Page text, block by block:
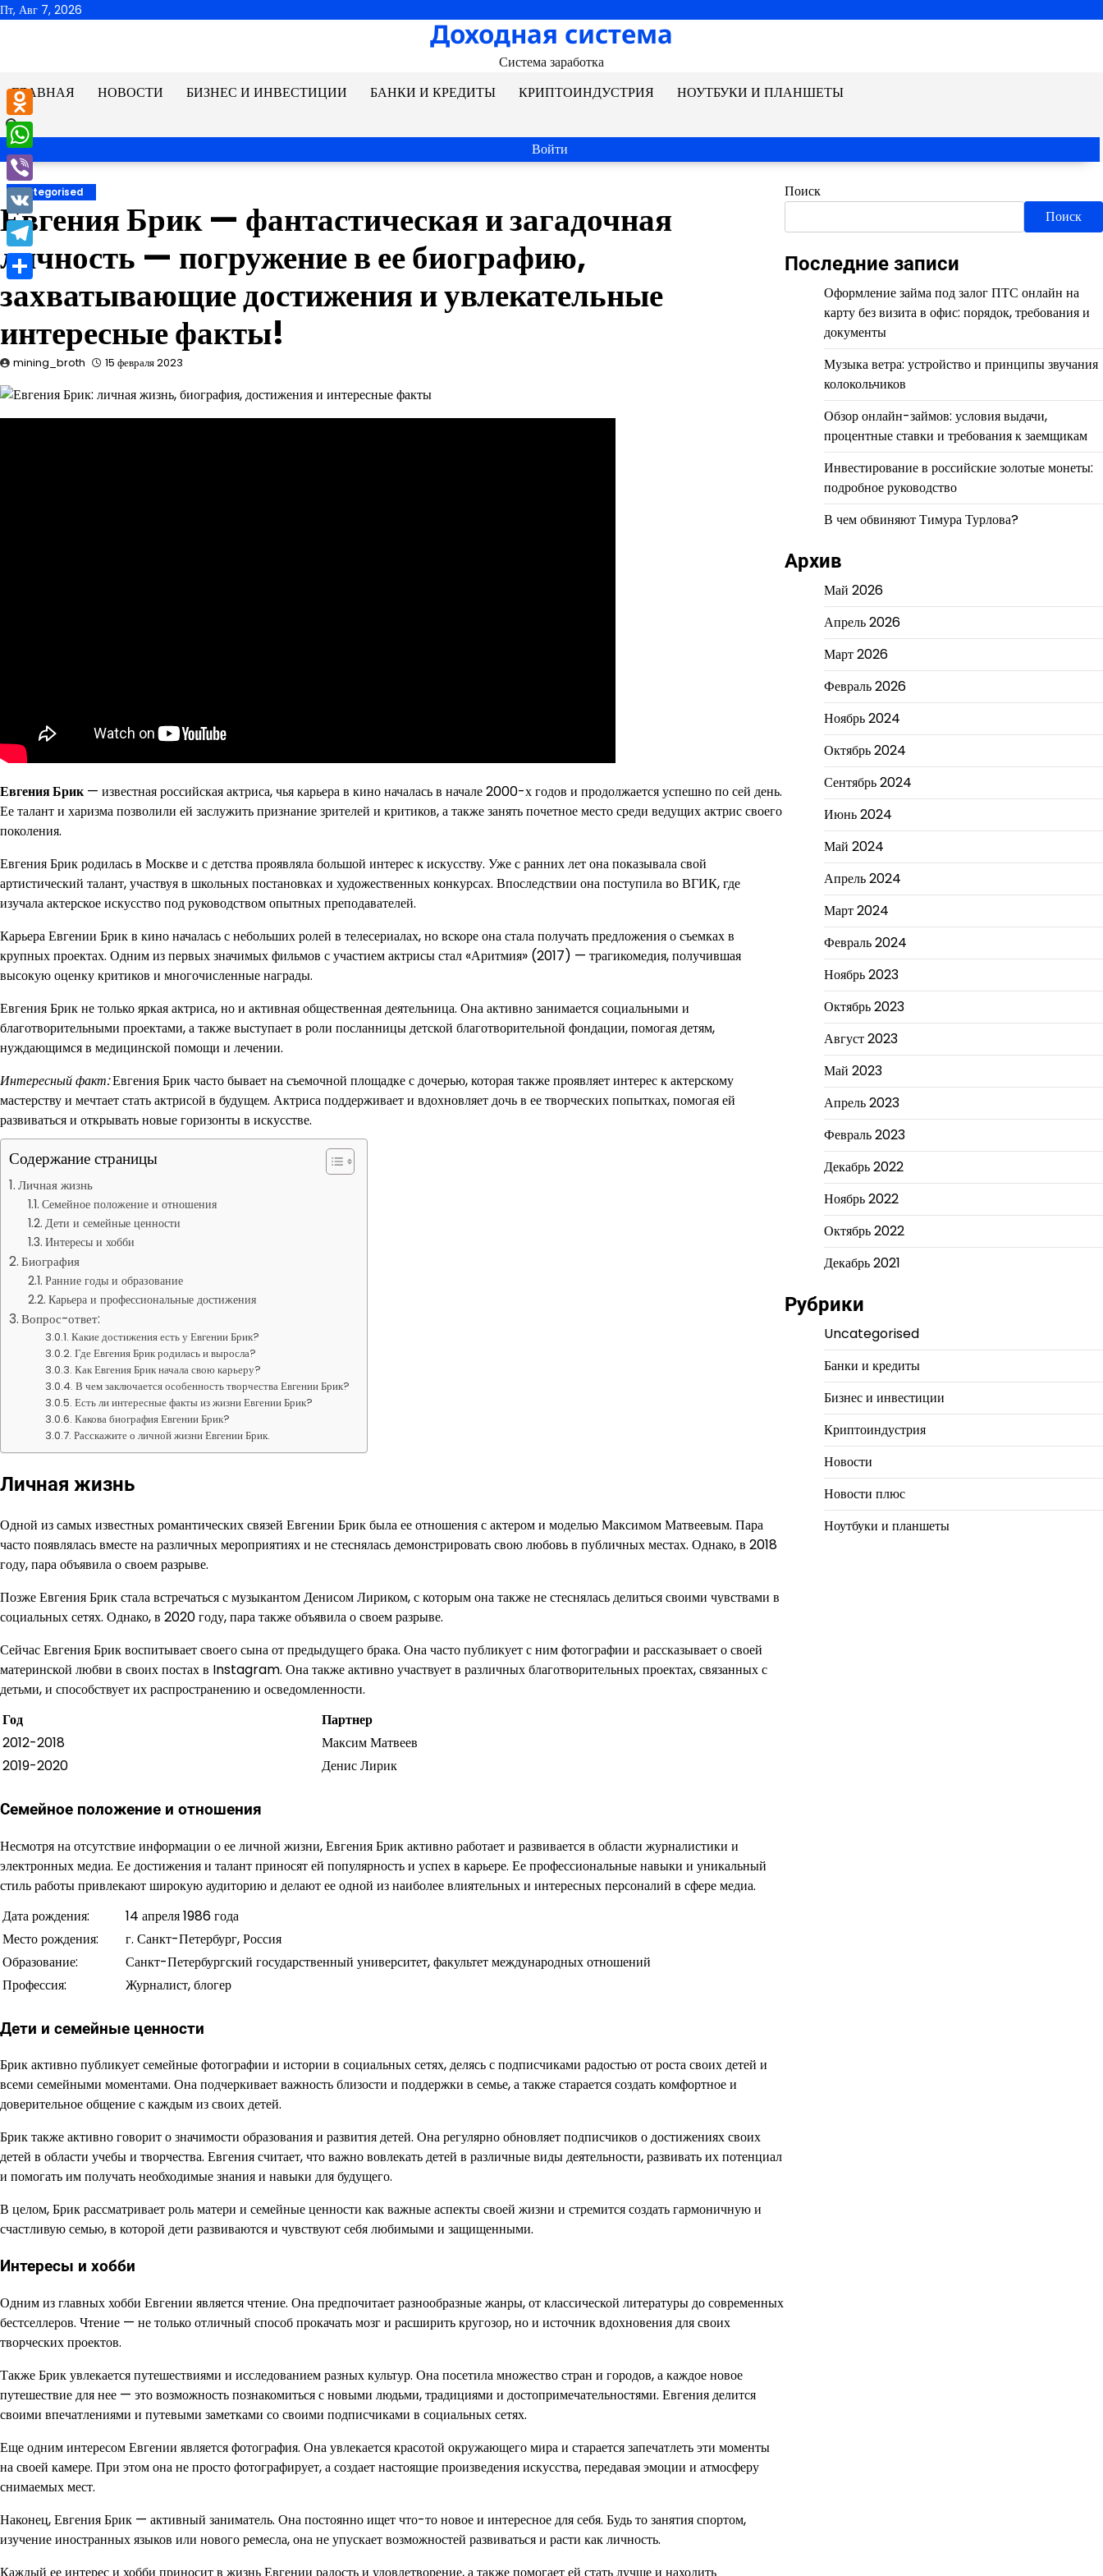
Перейти
Пт, Авг 7, 2026
Доходная система
Система заработка
ГЛАВНАЯ
НОВОСТИ БИЗНЕС И ИНВЕСТИЦИИ БАНКИ И КРЕДИТЫ КРИПТОИНДУСТРИЯ НОУТБУКИ И ПЛАНШЕТЫ
Войти
Uncategorised
Евгения Брик — фантастическая и загадочная
личность — погружение в ее биографию,
захватывающие достижения и увлекательные
интересные факты!
mining_broth 15 февраля 2023
Евгения Брик— известная российская актриса, чья карьера в кино началась в начале 2000-х годов и продолжается успешно по сей день.
Ее талант и харизма позволили ей заслужить признание зрителей и критиков, а также занять почетное место среди ведущих актрис своего
поколения.
Евгения Брик родилась в Москве и с детства проявляла большой интерес к искусству. Уже с ранних лет она показывала свой
артистический талант, участвуя в школьных постановках и художественных конкурсах. Впоследствии она поступила во ВГИК, где
изучала актерское искусство под руководством опытных преподавателей.
Карьера Евгении Брик в кино началась с небольших ролей в телесериалах, но вскоре она стала получать предложения о съемках в
крупных проектах. Одним из первых значимых фильмов с участием актрисы стал «Аритмия» (2017) — трагикомедия, получившая
высокую оценку критиков и многочисленные награды.
Евгения Брик не только яркая актриса, но и активная общественная деятельница. Она активно занимается социальными и
благотворительными проектами, а также выступает в роли посланницы детской благотворительной фондации, помогая детям,
нуждающимся в медицинской помощи и лечении.
Интересный факт:Евгения Брик часто бывает на съемочной площадке с дочерью, которая также проявляет интерес к актерскому
мастерству и мечтает стать актрисой в будущем. Актриса поддерживает и вдохновляет дочь в ее творческих попытках, помогая ей
развиваться и открывать новые горизонты в искусстве.
Содержание страницы
Личная жизнь
Семейное положение и отношения
Дети и семейные ценности
Интересы и хобби
Биография
Ранние годы и образование
Карьера и профессиональные достижения
Вопрос-ответ:
Какие достижения есть у Евгении Брик?
Где Евгения Брик родилась и выросла?
Как Евгения Брик начала свою карьеру?
В чем заключается особенность творчества Евгении Брик?
Есть ли интересные факты из жизни Евгении Брик?
Какова биография Евгении Брик?
Расскажите о личной жизни Евгении Брик.
Личная жизнь
Одной из самых известных романтических связей Евгении Брик была ее отношения с актером и моделью Максимом Матвеевым. Пара
часто появлялась вместе на различных мероприятиях и не стеснялась демонстрировать свою любовь в публичных местах. Однако, в 2018
году, пара объявила о своем разрыве.
Позже Евгения Брик стала встречаться с музыкантом Денисом Лириком, с которым она также не стеснялась делиться своими чувствами в
социальных сетях. Однако, в 2020 году, пара также объявила о своем разрыве.
Сейчас Евгения Брик воспитывает своего сына от предыдущего брака. Она часто публикует с ним фотографии и рассказывает о своей
материнской любви в своих постах в Instagram. Она также активно участвует в различных благотворительных проектах, связанных с
детьми, и способствует их распространению и осведомленности.
Год
Партнер
2012-2018
Максим Матвеев
2019-2020
Денис Лирик
Семейное положение и отношения
Несмотря на отсутствие информации о ее личной жизни, Евгения Брик активно работает и развивается в области журналистики и
электронных медиа. Ее достижения и талант приносят ей популярность и успех в карьере. Ее профессиональные навыки и уникальный
стиль работы привлекают широкую аудиторию и делают ее одной из наиболее влиятельных и интересных персоналий в сфере медиа.
Дата рождения:
14 апреля 1986 года
Место рождения:
г. Санкт-Петербург, Россия
Образование:
Санкт-Петербургский государственный университет, факультет международных отношений
Профессия:
Журналист, блогер
Дети и семейные ценности
Брик активно публикует семейные фотографии и истории в социальных сетях, делясь с подписчиками радостью от роста своих детей и
всеми семейными моментами. Она подчеркивает важность близости и поддержки в семье, а также старается создать комфортное и
доверительное общение с каждым из своих детей.
Брик также активно говорит о значимости образования и развития детей. Она регулярно обновляет подписчиков о достижениях своих
детей в области учебы и творчества. Евгения считает, что важно вовлекать детей в различные виды деятельности, развивать их потенциал
и помогать им получать необходимые знания и навыки для будущего.
В целом, Брик рассматривает роль матери и семейные ценности как важные аспекты своей жизни и стремится создать гармоничную и
счастливую семью, в которой дети развиваются и чувствуют себя любимыми и защищенными.
Интересы и хобби
Одним из главных хобби Евгении является чтение. Она предпочитает разнообразные жанры, от классической литературы до современных
бестселлеров. Чтение — не только отличный способ прокачать мозг и расширить кругозор, но и источник вдохновения для своих
творческих проектов.
Также Брик увлекается путешествиями и исследованием разных культур. Она посетила множество стран и городов, а каждое новое
путешествие для нее — это возможность познакомиться с новыми людьми, традициями и достопримечательностями. Евгения делится
своими впечатлениями и путевыми заметками со своими подписчиками в социальных сетях.
Еще одним интересом Евгении является фотография. Она увлекается красотой окружающего мира и старается запечатлеть эти моменты
на своей камере. При этом она не просто фотографирует, а создает настоящие произведения искусства, передавая эмоции и атмосферу
снимаемых мест.
Наконец, Евгения Брик — активный заниматель. Она постоянно ищет что-то новое и интересное для себя. Будь то занятия спортом,
изучение иностранных языков или нового ремесла, она не упускает возможностей развиваться и расти как личность.
Каждый ее интерес и хобби приносит в жизнь Евгении радость и удовлетворение, а также помогает ей стать лучше и находить
Поиск
Поиск
Последние записи
Оформление займа под залог ПТС онлайн на
карту без визита в офис: порядок, требования и
документы
Музыка ветра: устройство и принципы звучания
колокольчиков
Обзор онлайн-займов: условия выдачи,
процентные ставки и требования к заемщикам
Инвестирование в российские золотые монеты:
подробное руководство
В чем обвиняют Тимура Турлова?
Архив
Май 2026
Апрель 2026
Март 2026
Февраль 2026
Ноябрь 2024
Октябрь 2024
Сентябрь 2024
Июнь 2024
Май 2024
Апрель 2024
Март 2024
Февраль 2024
Ноябрь 2023
Октябрь 2023
Август 2023
Май 2023
Апрель 2023
Февраль 2023
Декабрь 2022
Ноябрь 2022
Октябрь 2022
Декабрь 2021
Рубрики
Uncategorised
Банки и кредиты
Бизнес и инвестиции
Криптоиндустрия
Новости
Новости плюс
Ноутбуки и планшеты
Odnoklassniki
WhatsApp
Viber
VK
Telegram
Отправить